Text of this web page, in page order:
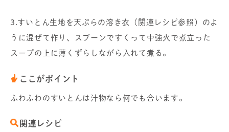
3.すいとん生地を天ぷらの溶き衣（関連レシピ参照）のよ
うに混ぜて作り、スプーンですくって中強火で煮立った
スープの上に薄くずらしながら入れて煮る。
ここがポイント
ふわふわのすいとんは汁物なら何でも合います。
関連レシピ